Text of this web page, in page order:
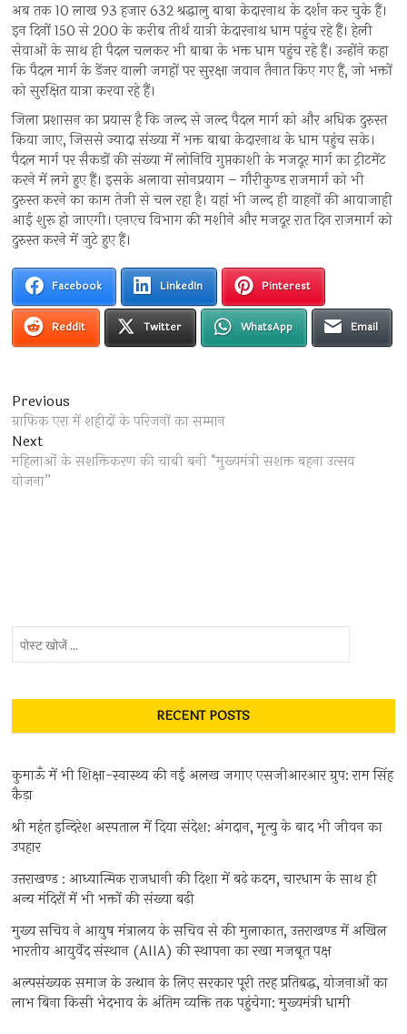
अब तक 10 लाख 93 हजार 632 श्रद्धालु बाबा केदारनाथ के दर्शन कर चुके हैं।
इन दिनों 150 से 200 के करीब तीर्थ यात्री केदारनाथ धाम पहुंच रहे हैं। हेली
सेवाओं के साथ ही पैदल चलकर भी बाबा के भक्त धाम पहुंच रहे हैं। उन्होंने कहा
कि पैदल मार्ग के डेंजर वाली जगहों पर सुरक्षा जवान तैनात किए गए हैं, जो भक्तों
को सुरक्षित यात्रा करवा रहे हैं।
जिला प्रशासन का प्रयास है कि जल्द से जल्द पैदल मार्ग को और अधिक दुरुस्त
किया जाए, जिससे ज्यादा संख्या में भक्त बाबा केदारनाथ के धाम पहुंच सके।
पैदल मार्ग पर सैकड़ों की संख्या में लोनिवि गुप्तकाशी के मजदूर मार्ग का ट्रीटमेंट
करने में लगे हुए हैं। इसके अलावा सोनप्रयाग – गौरीकुण्ड राजमार्ग को भी
दुरुस्त करने का काम तेजी से चल रहा है। यहां भी जल्द ही वाहनों की आवाजाही
आई शुरू हो जाएगी। एनएच विभाग की मशीने और मजदूर रात दिन राजमार्ग को
दुरुस्त करने में जुटे हुए हैं।
Facebook LinkedIn Pinterest
Reddit Twitter WhatsApp Email
Post
navigation
Previous
post:
ग्राफिक एरा में शहीदों के परिजनों का सम्मान
NextNext
post:
महिलाओं के सशक्तिकरण की चाबी बनी “मुख्यमंत्री सशक्त बहना उत्सव
योजना”
RECENT POSTS
कुमाऊँ में भी शिक्षा-स्वास्थ्य की नई अलख जगाए एसजीआरआर ग्रुप: राम सिंह
कैड़ा
श्री महंत इन्दिरेश अस्पताल में दिया संदेश: अंगदान, मृत्यु के बाद भी जीवन का
उपहार
उत्तराखण्ड : आध्यात्मिक राजधानी की दिशा में बढ़े कदम, चारधाम के साथ ही
अन्य मंदिरों में भी भक्तों की संख्या बढ़ी
मुख्य सचिव ने आयुष मंत्रालय के सचिव से की मुलाकात, उत्तराखण्ड में अखिल
भारतीय आयुर्वेद संस्थान (AIIA) की स्थापना का रखा मजबूत पक्ष
अल्पसंख्यक समाज के उत्थान के लिए सरकार पूरी तरह प्रतिबद्ध, योजनाओं का
लाभ बिना किसी भेदभाव के अंतिम व्यक्ति तक पहुंचेगा: मुख्यमंत्री धामी